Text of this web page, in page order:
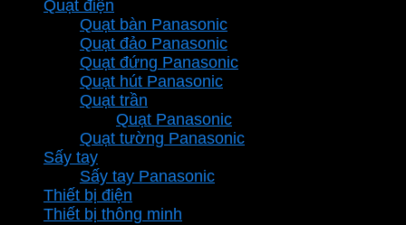
Quạt điện
Quạt bàn Panasonic
Quạt đảo Panasonic
Quạt đứng Panasonic
Quạt hút Panasonic
Quạt trần
Quạt Panasonic
Quạt tường Panasonic
Sấy tay
Sấy tay Panasonic
Thiết bị điện
Thiết bị thông minh